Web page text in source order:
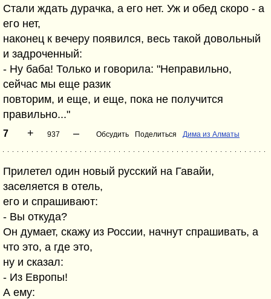
Стали ждать дурачка, а его нет. Уж и обед скоро - а
его нет,
наконец к вечеру появился, весь такой довольный
и задроченный:
- Ну баба! Только и говорила: "Неправильно,
сейчас мы еще разик
повторим, и еще, и еще, пока не получится
правильно..."
7 + 937 – Обсудить Поделиться Дима из Алматы
Прилетел один новый русский на Гавайи,
заселяется в отель,
его и спрашивают:
- Вы откуда?
Он думает, скажу из России, начнут спрашивать, а
что это, а где это,
ну и сказал:
- Из Европы!
А ему: